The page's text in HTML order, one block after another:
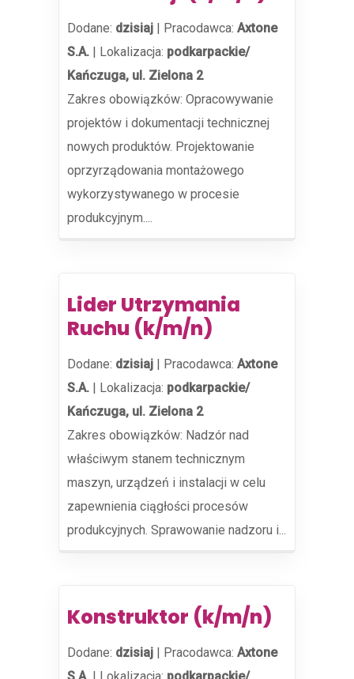
Dodane: dzisiaj | Pracodawca: Axtone
S.A. | Lokalizacja: podkarpackie/
Kańczuga, ul. Zielona 2
Zakres obowiązków: Opracowywanie
projektów i dokumentacji technicznej
nowych produktów. Projektowanie
oprzyrządowania montażowego
wykorzystywanego w procesie
produkcyjnym....
Lider Utrzymania
Ruchu (k/m/n)
Dodane: dzisiaj | Pracodawca: Axtone
S.A. | Lokalizacja: podkarpackie/
Kańczuga, ul. Zielona 2
Zakres obowiązków: Nadzór nad
właściwym stanem technicznym
maszyn, urządzeń i instalacji w celu
zapewnienia ciągłości procesów
produkcyjnych. Sprawowanie nadzoru i...
Konstruktor (k/m/n)
Dodane: dzisiaj | Pracodawca: Axtone